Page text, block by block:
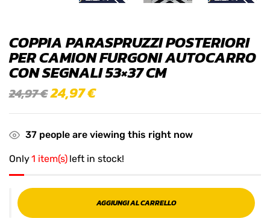
COPPIA PARASPRUZZI POSTERIORI
PER CAMION FURGONI AUTOCARRO
CON SEGNALI 53×37 CM
24,97€24,97€
37 people are viewing this right now
Only1 item(s) left in stock!
AGGIUNGI AL CARRELLO